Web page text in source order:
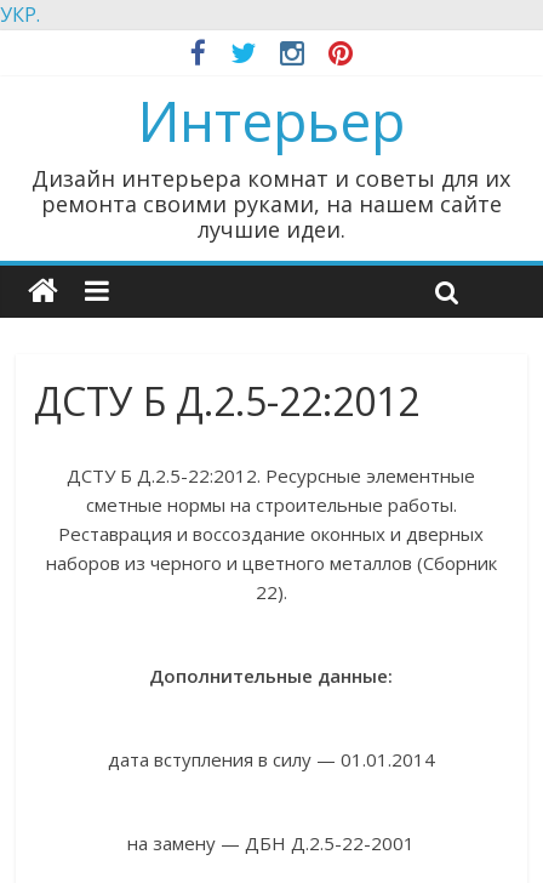
УКР.
Интерьер
Дизайн интерьера комнат и советы для их
ремонта своими руками, на нашем сайте
лучшие идеи.
ДСТУ Б Д.2.5-22:2012
ДСТУ Б Д.2.5-22:2012. Ресурсные элементные
сметные нормы на строительные работы.
Реставрация и воссоздание оконных и дверных
наборов из черного и цветного металлов (Сборник
22).
Дополнительные данные:
дата вступления в силу — 01.01.2014
на замену — ДБН Д.2.5-22-2001